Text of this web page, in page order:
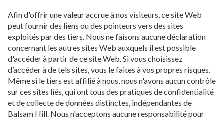
Afin d'offrir une valeur accrue à nos visiteurs, ce site Web
peut fournir des liens ou des pointeurs vers des sites
exploités par des tiers. Nous ne faisons aucune déclaration
concernant les autres sites Web auxquels il est possible
d'accéder à partir de ce site Web. Si vous choisissez
d’accéder à de tels sites, vous le faites à vos propres risques.
Même si le tiers est affilié à nous, nous n'avons aucun contrôle
sur ces sites liés, qui ont tous des pratiques de confidentialité
et de collecte de données distinctes, indépendantes de
Balsam Hill. Nous n'acceptons aucune responsabilité pour